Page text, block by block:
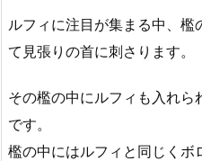
ルフィに注目が集まる中、檻
て見張りの首に刺さります。
その檻の中にルフィも入れら
です。
檻の中にはルフィと同じくボ